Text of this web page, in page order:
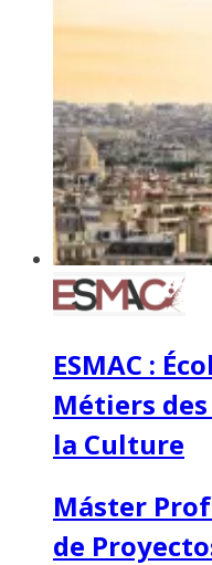
ESMAC :
Métiers
la Culture
Máster
de